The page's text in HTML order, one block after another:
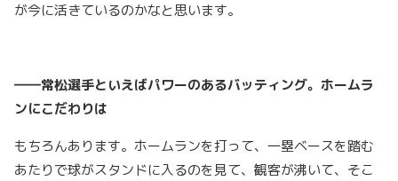
が今に活きているのかなと思います。
――常松選手といえばパワーのあるバッティング。ホームラ
ンにこだわりは
もちろんあります。ホームランを打って、一塁ベースを踏む
あたりで球がスタンドに入るのを見て、観客が沸いて、そこ